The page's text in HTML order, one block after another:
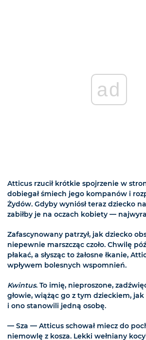
ad
Atticus rzucił krótkie spojrzenie w
dobiegał śmiech jego kompanów i
Żydów. Gdyby wyniósł teraz dziecko
zabiłby je na oczach kobiety —
Zafascynowany patrzył, jak dziecko
niepewnie marszcząc czoło. Chwilę
płakać, a słysząc to żałosne łkanie,
wpływem bolesnych wspomnień.
Kwintus. To imię, nieproszone,
głowie, wiążąc go z tym dzieckiem,
i ono stanowili jedną osobę.
— Sza — Atticus schował miecz do
niemowlę z kosza. Lekki wełniany